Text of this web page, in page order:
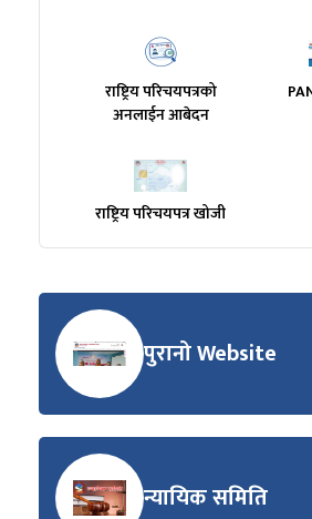
राष्ट्रिय परिचयपत्रको
अनलाईन आबेदन
राष्ट्रिय परिचयपत्र खोजी
पुरानो Website
न्यायिक समिति